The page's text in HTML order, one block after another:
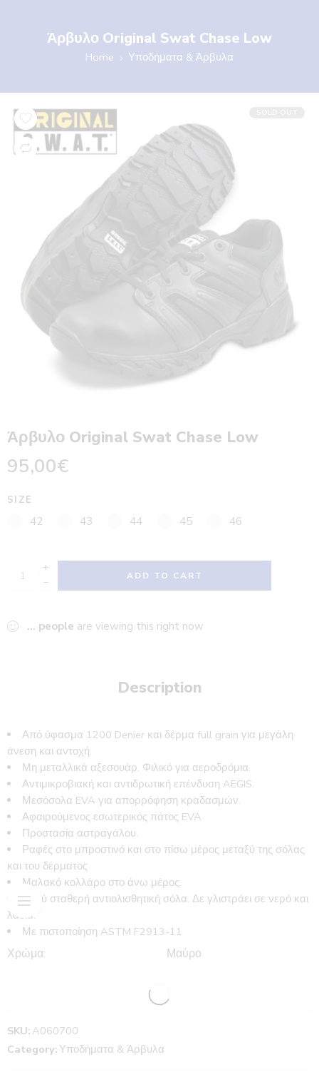
Άρβυλο Original Swat Chase Low
Home Υποδήματα & Άρβυλα
Άρβυλο Original Swat Chase Low
95,00€
SIZE
42 43 44 45 46
+
−
ADD TO CART
... people are viewing this right now
Description
Από ύφασμα 1200 Denier και δέρμα full grain για μεγάλη
άνεση και αντοχή.
Μη μεταλλικά αξεσουάρ. Φιλικό για αεροδρόμια.
Αντιμικροβιακή και αντιδρωτική επένδυση AEGIS.
Μεσόσολα EVA για απορρόφηση κραδασμών.
Αφαιρούμενος εσωτερικός πάτος EVA
Προστασία αστραγάλου.
Ραφές στο μπροστινό και στο πίσω μέρος μεταξύ της σόλας
και του δέρματος
Μαλακό κολλάρο στο άνω μέρος.
Πολύ σταθερή αντιολισθητική σόλα. Δε γλιστράει σε νερό και
λάδια.
Με πιστοποίηση ASTM F2913-11
Χρώμα: Μαύρο
SKU: A060700
Category: Υποδήματα & Άρβυλα